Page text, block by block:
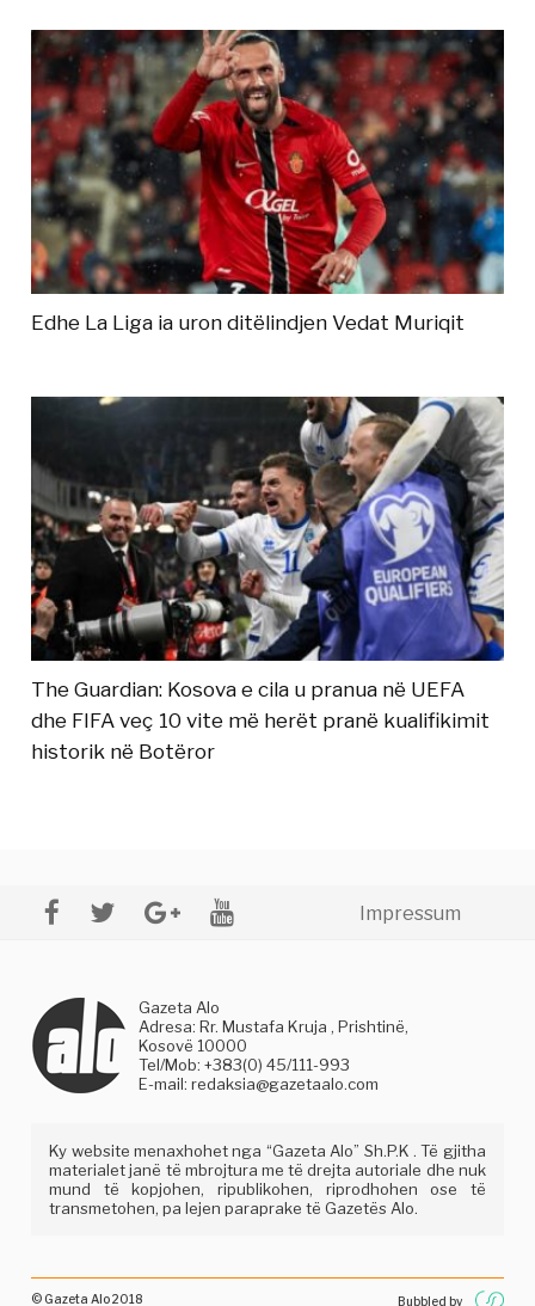
Edhe La Liga ia uron ditëlindjen Vedat Muriqit
The Guardian: Kosova e cila u pranua në UEFA
dhe FIFA veç 10 vite më herët pranë kualifikimit
historik në Botëror
Impressum
Gazeta Alo
Adresa: Rr. Mustafa Kruja , Prishtinë,
Kosovë 10000
Tel/Mob: +383(0) 45/111-993
E-mail:redaksia@gazetaalo.com
Ky website menaxhohet nga “Gazeta Alo” Sh.P.K . Të gjitha
materialet janë të mbrojtura me të drejta autoriale dhe nuk
mund të kopjohen, ripublikohen, riprodhohen ose të
transmetohen, pa lejen paraprake të Gazetës Alo.
© Gazeta Alo 2018 Bubbled by